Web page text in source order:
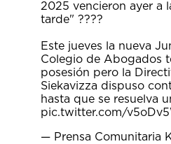
2025 vencieron ayer a
tarde" ????
Este jueves la nueva
Colegio de Abogados
posesión pero la
Siekavizza dispuso
hasta que se resuelva
pic.twitter.com/
— Prensa Comunitaria